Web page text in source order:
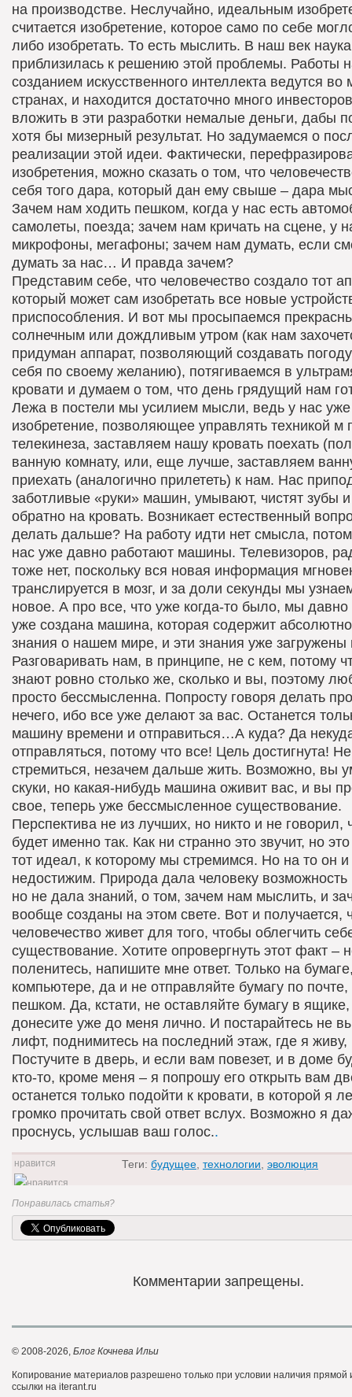
на производстве. Неслучайно, идеальным
считается изобретение, которое само по себе
либо изобретать. То есть мыслить. В наш век
приблизилась к решению этой проблемы. Работы
созданием искусственного интеллекта ведутся во
странах, и находится достаточно много
вложить в эти разработки немалые деньги, дабы
хотя бы мизерный результат. Но задумаемся о
реализации этой идеи. Фактически,
изобретения, можно сказать о том, что
себя того дара, который дан ему свыше – дара
Зачем нам ходить пешком, когда у нас есть
самолеты, поезда; зачем нам кричать на сцене, у
микрофоны, мегафоны; зачем нам думать, если
думать за нас… И правда зачем?
Представим себе, что человечество создало тот
который может сам изобретать все новые
приспособления. И вот мы просыпаемся
солнечным или дождливым утром (как нам
придуман аппарат, позволяющий создавать погоду
себя по своему желанию), потягиваемся в
кровати и думаем о том, что день грядущий нам
Лежа в постели мы усилием мысли, ведь у нас уже
изобретение, позволяющее управлять техникой
телекинеза, заставляем нашу кровать поехать
ванную комнату, или, еще лучше, заставляем
приехать (аналогично прилететь) к нам. Нас
заботливые «руки» машин, умывают, чистят зубы
обратно на кровать. Возникает естественный
делать дальше? На работу идти нет смысла,
нас уже давно работают машины. Телевизоров,
тоже нет, поскольку вся новая информация
транслируется в мозг, и за доли секунды мы
новое. А про все, что уже когда-то было, мы
уже создана машина, которая содержит
знания о нашем мире, и эти знания уже загружены
Разговаривать нам, в принципе, не с кем, потому
знают ровно столько же, сколько и вы, поэтому
просто бессмысленна. Попросту говоря делать
нечего, ибо все уже делают за вас. Останется
машину времени и отправиться…А куда? Да
отправляться, потому что все! Цель достигнута!
стремиться, незачем дальше жить. Возможно, вы
скуки, но какая-нибудь машина оживит вас, и вы
свое, теперь уже бессмысленное существование.
Перспектива не из лучших, но никто и не говорил,
будет именно так. Как ни странно это звучит, но
тот идеал, к которому мы стремимся. Но на то он
недостижим. Природа дала человеку
но не дала знаний, о том, зачем нам мыслить, и
вообще созданы на этом свете. Вот и получается,
человечество живет для того, чтобы облегчить
существование. Хотите опровергнуть этот факт –
поленитесь, напишите мне ответ. Только на
компьютере, да и не отправляйте бумагу по почте,
пешком. Да, кстати, не оставляйте бумагу в
донесите уже до меня лично. И постарайтесь не
лифт, поднимитесь на последний этаж, где я
Постучите в дверь, и если вам повезет, и в доме
кто-то, кроме меня – я попрошу его открыть вам
останется только подойти к кровати, в которой я
громко прочитать свой ответ вслух. Возможно я
проснусь, услышав ваш голос..
-1
Теги: будущее технологии эволюция
Понравилась статья?
Комментарии запрещены.
© 2008-2026, Блог Кочнева Ильи
Копирование материалов разрешено только при условии наличия прямой
ссылки на iterant.ru